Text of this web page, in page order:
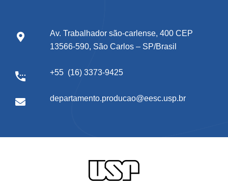
Av. Trabalhador são-carlense, 400 CEP
13566-590, São Carlos – SP/Brasil
+55 (16) 3373-9425
departamento.producao@eesc.usp.br